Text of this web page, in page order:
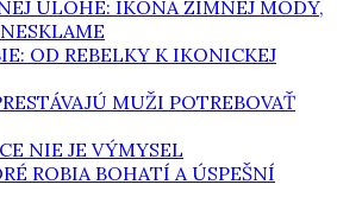
ÚLOHE: IKONA ZIMNEJ MÓDY,
OD REBELKY K IKONICKEJ
MUŽI POTREBOVAŤ
NIE JE VÝMYSEL
ROBIA BOHATÍ A ÚSPEŠNÍ